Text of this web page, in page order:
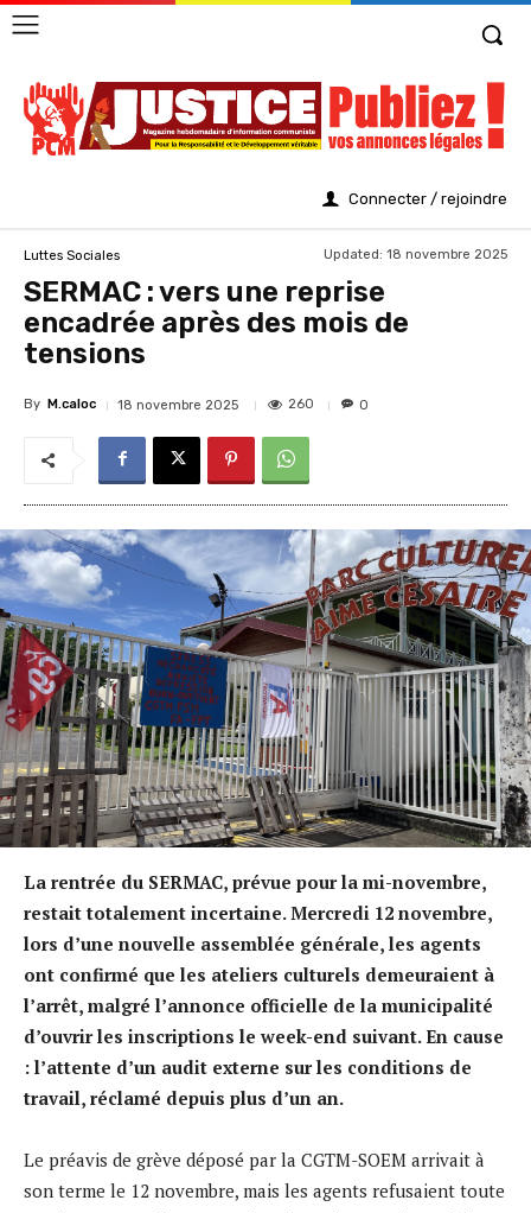
Connecter / rejoindre
Luttes Sociales Updated: 18 novembre 2025
SERMAC : vers une reprise
encadrée après des mois de
tensions
By M.caloc 18 novembre 2025 260 0
La rentrée du SERMAC, prévue pour la mi-novembre,
restait totalement incertaine. Mercredi 12 novembre,
lors d’une nouvelle assemblée générale, les agents
ont confirmé que les ateliers culturels demeuraient à
l’arrêt, malgré l’annonce officielle de la municipalité
d’ouvrir les inscriptions le week-end suivant. En cause
: l’attente d’un audit externe sur les conditions de
travail, réclamé depuis plus d’un an.
Le préavis de grève déposé par la CGTM-SOEM arrivait à
son terme le 12 novembre, mais les agents refusaient toute